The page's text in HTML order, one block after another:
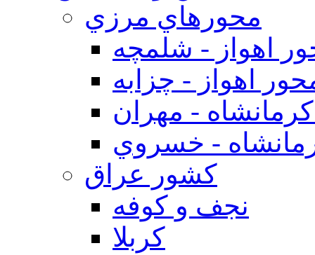
محورهاي مرزي
اهواز - شلمچه
اهواز - چزابه
- مهران
- خسروي
كشور عراق
نجف و كوفه
كربلا